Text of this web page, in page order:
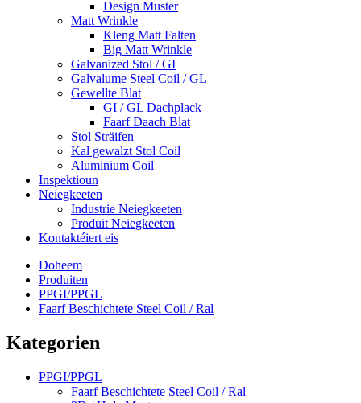
Design Muster
Matt Wrinkle
Kleng Matt Falten
Big Matt Wrinkle
Galvanized Stol / GI
Galvalume Steel Coil / GL
Gewellte Blat
GI / GL Dachplack
Faarf Daach Blat
Stol Sträifen
Kal gewalzt Stol Coil
Aluminium Coil
Inspektioun
Neiegkeeten
Industrie Neiegkeeten
Produit Neiegkeeten
Kontaktéiert eis
Doheem
Produiten
PPGI/PPGL
Faarf Beschichtete Steel Coil / Ral
Kategorien
PPGI/PPGL
Faarf Beschichtete Steel Coil / Ral